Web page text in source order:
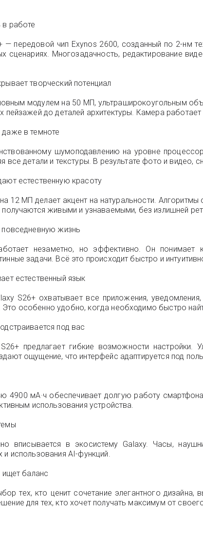
работе
— передовой чип Exynos 2600, созданный по 2-нм
сценариях. Многозадачность, редактирование
творческий потенциал
модулем на 50 МП, ультраширокоугольным
пейзажей до деталей архитектуры. Камера
в темноте
шумоподавлению на уровне
все детали и текстуры. В результате фото и видео,
естественную красоту
12 МП делает акцент на натуральности.
получаются живыми и узнаваемыми, без излишней
жизнь
незаметно, но эффективно. Он понимает
задачи. Всё это происходит быстро и
естественный язык
S26+ охватывает все приложения,
особенно удобно, когда необходимо быстро
под вас
предлагает гибкие возможности настройки.
ощущение, что интерфейс адаптируется под
4900 мА·ч обеспечивает долгую работу
использования устройства.
вписывается в экосистему Galaxy. Часы,
и использования AI-функций.
ищет баланс
тех, кто ценит сочетание элегантного
для тех, кто хочет получать максимум от